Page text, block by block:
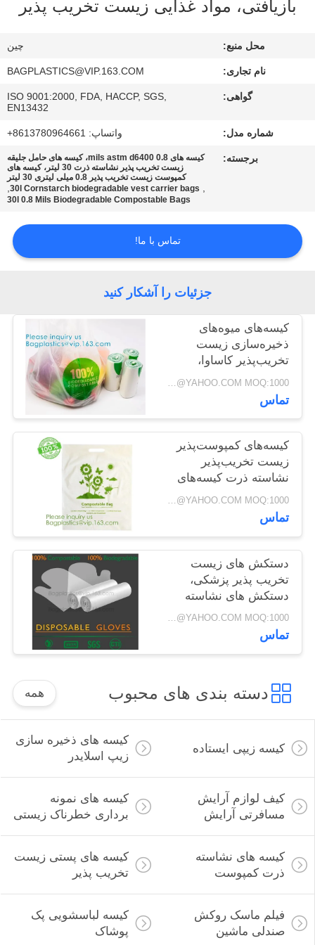
کنترل
تماس
نقل
قول
سایت
PRIVACY
POLICY
بازیافتی، مواد غذایی زیست تخریب پذیر
محل منبع: چین
نام تجاری: BAGPLASTICS@VIP.163.COM
گواهی:
ISO 9001:2000, FDA, HACCP, SGS,
EN13432
شماره مدل: واتساپ: 8613780964661+
برجسته:
کیسه های 0.8 mils astm d6400، کیسه های حامل جلیقه
زیست تخریب پذیر نشاسته ذرت 30 لیتر، کیسه های
کمپوست زیست تخریب پذیر 0.8 میلی لیتری 30 لیتر
,
30l Cornstarch biodegradable vest carrier bags
,
30l 0.8 Mils Biodegradable Compostable Bags
تماس با ما!
جزئیات را آشکار کنید
کیسه‌های میوه‌های
ذخیره‌سازی زیست
تخریب‌پذیر کاساوا،
کیسه‌های تازه، اندازه
کوارت، اندازه گالن،
کیسه‌های ذخیره‌سازی
فریزر روی رول
Negotiable BAGPLASTICS@YAHOO.COM MOQ:1000 قطعه اسکایپ: mydearneil
تماس
کیسه‌های کمپوست‌پذیر
زیست تخریب‌پذیر
نشاسته ذرت کیسه‌های
زیستی PLA PBAT،
کیسه‌های زیستی،
کیسه‌های دستی دسته،
جلیقه
Negotiable BAGPLASTICS@YAHOO.COM MOQ:1000 قطعه اسکایپ: mydearneil
تماس
دستکش های زیست
تخریب پذیر پزشکی،
دستکش های نشاسته
ذرت، دستکش های
کمپوست پذیر، دستکش
های یکبار مصرف، کیسه
Negotiable BAGPLASTICS@YAHOO.COM MOQ:1000 قطعه اسکایپ: mydearneil
تماس
دسته بندی های محبوب همه
کیسه زیپی ایستاده
کیسه های ذخیره سازی
زیپ اسلایدر
کیف لوازم آرایش
مسافرتی آرایش
کیسه های نمونه
برداری خطرناک زیستی
کیسه های نشاسته
ذرت کمپوست
کیسه های پستی زیست
تخریب پذیر
فیلم ماسک روکش
صندلی ماشین
کیسه لباسشویی پک
پوشاک